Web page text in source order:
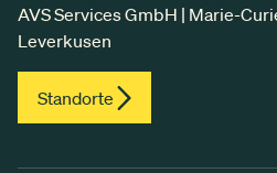
AVS Services GmbH | Marie-
Leverkusen
Standorte